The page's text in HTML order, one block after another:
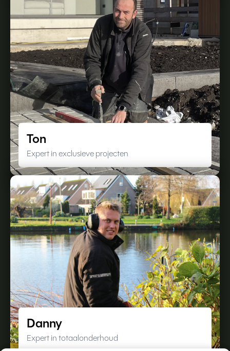
Ton
Expert in exclusieve projecten
Danny
Expert in totaalonderhoud